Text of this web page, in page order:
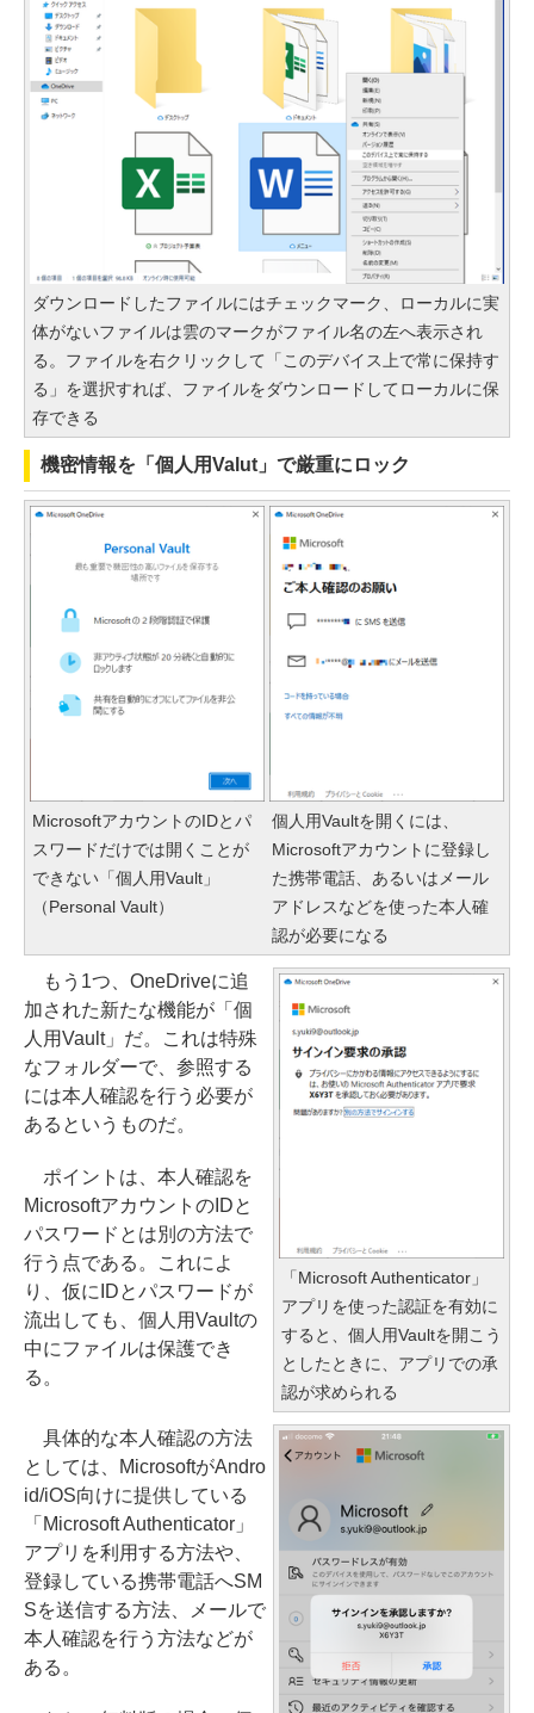
ダウンロードしたファイルにはチェックマーク、ローカルに実
体がないファイルは雲のマークがファイル名の左へ表示され
る。ファイルを右クリックして「このデバイス上で常に保持す
る」を選択すれば、ファイルをダウンロードしてローカルに保
存できる
機密情報を「個人用Valut」で厳重にロック
MicrosoftアカウントのIDとパ
スワードだけでは開くことが
できない「個人用Vault」
（Personal Vault）
個人用Vaultを開くには、
Microsoftアカウントに登録し
た携帯電話、あるいはメール
アドレスなどを使った本人確
認が必要になる
「Microsoft Authenticator」
アプリを使った認証を有効に
すると、個人用Vaultを開こう
としたときに、アプリでの承
認が求められる
もう1つ、OneDriveに追
加された新たな機能が「個
人用Vault」だ。これは特殊
なフォルダーで、参照する
には本人確認を行う必要が
あるというものだ。
ポイントは、本人確認を
MicrosoftアカウントのIDと
パスワードとは別の方法で
行う点である。これによ
り、仮にIDとパスワードが
流出しても、個人用Vaultの
中にファイルは保護でき
る。
具体的な本人確認の方法
としては、MicrosoftがAndro
id/iOS向けに提供している
「Microsoft Authenticator」
アプリを利用する方法や、
登録している携帯電話へSM
Sを送信する方法、メールで
本人確認を行う方法などが
ある。